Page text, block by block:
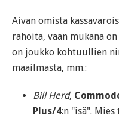
Aivan omista
rahoita, vaan mukana
on joukko kohtuullien
maailmasta, mm.:
Bill Herd,
Plus/4:n "isä".